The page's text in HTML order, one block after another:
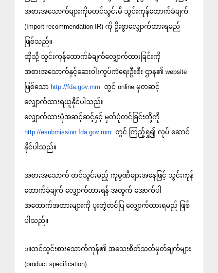
အစားအသောက်များကိုမတင်သွင်းမီ သွင်းကုန်ထောက်ခံချက်
(Import recommendation IR) ကို ဦးစွာလျှောက်ထားရမည်
ဖြစ်သည်။
ထိုသို့ သွင်းကုန်ထောက်ခံချက်လျှောက်ထားခြင်းကို
အစားအသောက်နှင့်ဆေးဝါးကွပ်ကဲရေးဦးစီး ဌာန၏ website
ဖြစ်သော http://fda.gov.mm တွင် online မှတဆင့်
လျှောက်ထားရယူနိုင်ပါသည်။
လျှောက်ထားပုံအဆင့်ဆင့်နှင့် မှတ်ပုံတင်ခြင်းတို့ကို
http://esubmission.fda.gov.mm တွင် ကြည့်ရှု၍ လုပ် ဆောင်
နိုင်ပါသည်။
အစားအသောက် တင်သွင်းမည့် ကုမ္ပဏီများအနေဖြင့် သွင်းကုန်
ထောက်ခံချက် လျှောက်ထားရန် အတွက် အောက်ပါ
အထောက်အထားများကို ပူးတွဲတင်ပြ လျှောက်ထားရမည် ဖြစ်
ပါသည်။
၁။တင်သွင်းစားသောက်ကုန်၏ အသေးစိတ်သတ်မှတ်ချက်များ
(product specification)